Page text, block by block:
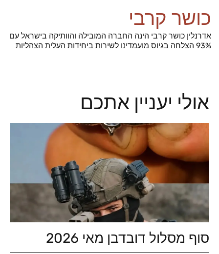
כושר קרבי
אדרנלין כושר קרבי הינה החברה המובילה והוותיקה בישראל עם
93% הצלחה בגיוס מועמדינו לשירות ביחידות העלית הצהליות
אולי יעניין אתכם
סוף מסלול דובדבן מאי 2026